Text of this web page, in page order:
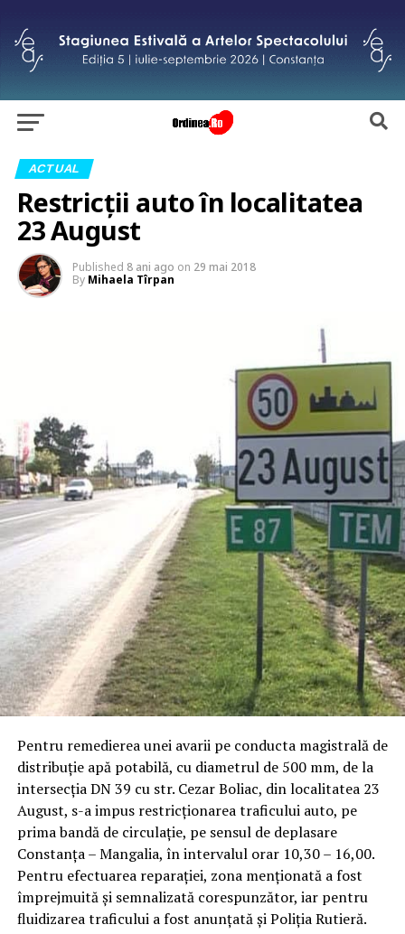
ACTUAL
Restricții auto în localitatea
23 August
Published 8 ani ago on 29 mai 2018
By Mihaela Tîrpan
Pentru remedierea unei avarii pe conducta magistrală de
distribuție apă potabilă, cu diametrul de 500 mm, de la
intersecția DN 39 cu str. Cezar Boliac, din localitatea 23
August, s-a impus restricționarea traficului auto, pe
prima bandă de circulație, pe sensul de deplasare
Constanța – Mangalia, în intervalul orar 10,30 – 16,00.
Pentru efectuarea reparației, zona menționată a fost
împrejmuită și semnalizată corespunzător, iar pentru
fluidizarea traficului a fost anunțată și Poliția Rutieră.